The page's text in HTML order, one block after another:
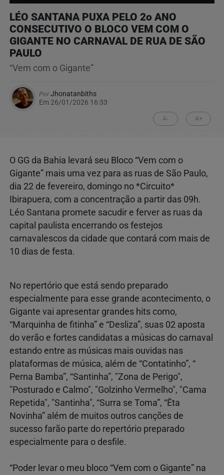
LÉO SANTANA PUXA PELO 2o ANO
CONSECUTIVO O BLOCO VEM COM O
GIGANTE NO CARNAVAL DE RUA DE SÃO
PAULO
“Vem com o Gigante”
PorJhonatanbiths
Em 26/01/2026 16:33
A- A+
O GG da Bahia levará seu Bloco “Vem com o
Gigante” mais uma vez para as ruas de São Paulo,
dia 22 de fevereiro, domingo no *Circuito*
Ibirapuera, com a concentração a partir das 09h.
Léo Santana promete sacudir e ferver as ruas da
capital paulista encerrando os festejos
carnavalescos da cidade que contará com mais de
10 dias de festa.
No repertório que está sendo preparado
especialmente para esse grande acontecimento, o
Gigante vai apresentar grandes hits como,
“Marquinha de fitinha” e “Desliza”, suas 02 aposta
do verão e fortes candidatas a músicas do carnaval
estando entre as músicas mais ouvidas nas
plataformas de música, além de “Contatinho”, “
Perna Bamba”, “Santinha”, "Zona de Perigo",
"Posturado e Calmo", "Golzinho Vermelho", "Cama
Repetida", "Santinha", “Surra se Toma”, “Êta
Novinha” além de muitos outros canções de
sucesso farão parte do repertório preparado
especialmente para o desfile.
“Poder levar o meu bloco “Vem com o Gigante” na